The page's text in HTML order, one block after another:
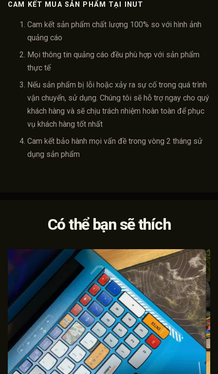
CAM KẾT MUA SẢN PHẨM TẠI INUT
Cam kết sản phẩm chất lượng 100% so với hình ảnh
quảng cáo
Mọi thông tin quảng cáo đều phù hợp với sản phẩm
thực tế
Nếu sản phẩm bị lỗi hoặc xảy ra sự cố trong quá trình
vận chuyển, sử dụng. Chúng tôi sẽ hỗ trợ ngay cho quý
khách hàng và sẽ chịu trách nhiệm hoàn toàn để phục
vụ khách hàng tốt nhất
Cam kết bảo hành mọi vấn đề trong vòng 2 tháng sử
dụng sản phẩm
Có thể bạn sẽ thích